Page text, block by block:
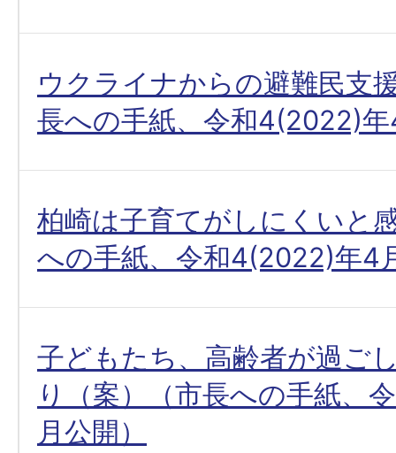
ウクライナからの避難民支
長への手紙、令和4(2022)
柏崎は子育てがしにくいと
への手紙、令和4(2022)年4
子どもたち、高齢者が過ご
り（案）（市長への手紙、
月公開）